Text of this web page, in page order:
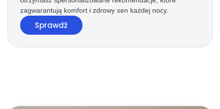
zagwarantują komfort i zdrowy sen każdej nocy.
Sprawdź